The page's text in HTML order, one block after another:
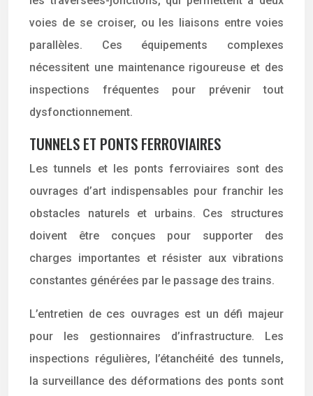
voies de se croiser, ou les liaisons entre voies
parallèles. Ces équipements complexes
nécessitent une maintenance rigoureuse et des
inspections fréquentes pour prévenir tout
dysfonctionnement.
TUNNELS ET PONTS FERROVIAIRES
Les tunnels et les ponts ferroviaires sont des
ouvrages d’art indispensables pour franchir les
obstacles naturels et urbains. Ces structures
doivent être conçues pour supporter des
charges importantes et résister aux vibrations
constantes générées par le passage des trains.
L’entretien de ces ouvrages est un défi majeur
pour les gestionnaires d’infrastructure. Les
inspections régulières, l’étanchéité des tunnels,
la surveillance des déformations des ponts sont